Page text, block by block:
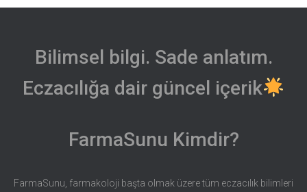
Bilimsel bilgi. Sade anlatım.
Eczacılığa dair güncel içerik
FarmaSunu Kimdir?
FarmaSunu, farmakoloji başta olmak üzere tüm eczacılık bilimleri